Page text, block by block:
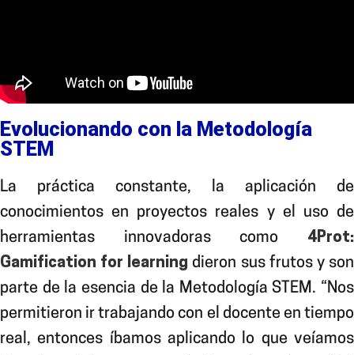
Evolucionando con la Metodología
STEM
La práctica constante, la aplicación de
conocimientos en proyectos reales y el uso de
herramientas innovadoras como 4Prot:
Gamification for learning dieron sus frutos y son
parte de la esencia de la Metodología STEM. “Nos
permitieron ir trabajando con el docente en tiempo
real, entonces íbamos aplicando lo que veíamos